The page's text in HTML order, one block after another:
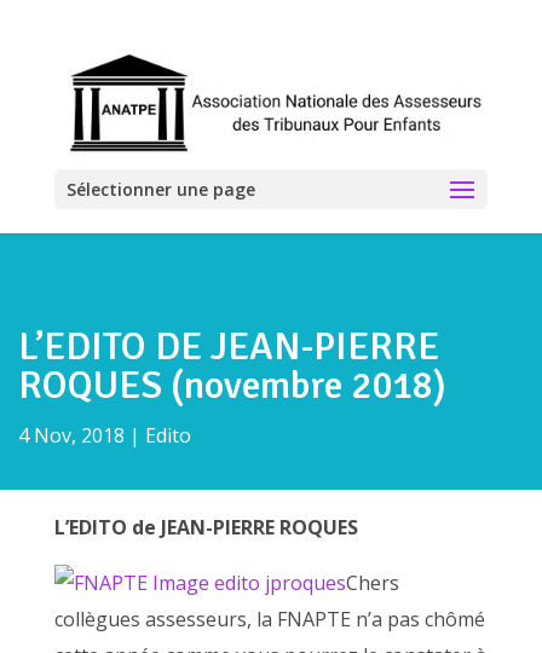
Sélectionner une page
L’EDITO DE JEAN-PIERRE
ROQUES (novembre 2018)
4 Nov, 2018 | Edito
L’EDITO de JEAN-PIERRE ROQUES
Chers
collègues assesseurs, la FNAPTE n’a pas chômé